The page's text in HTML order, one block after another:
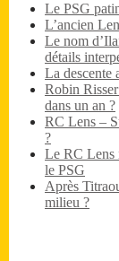
Le PSG
L’ancien
Le nom
détails
La descente
Robin
dans un an ?
RC Lens –
?
Le RC Lens
le PSG
Après
milieu ?